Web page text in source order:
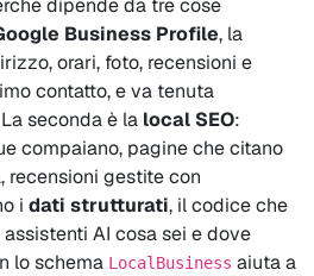
dipende da tre cose
Business Profile, la
orari, foto, recensioni e
contatto, e va tenuta
seconda è la local SEO:
compaiano, pagine che citano
recensioni gestite con
i dati strutturati, il codice che
AI cosa sei e dove
lo schema LocalBusiness aiuta a